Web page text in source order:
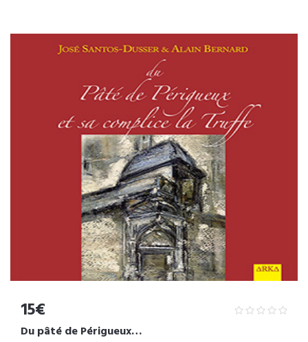
15€
Du pâté de Périgueux…